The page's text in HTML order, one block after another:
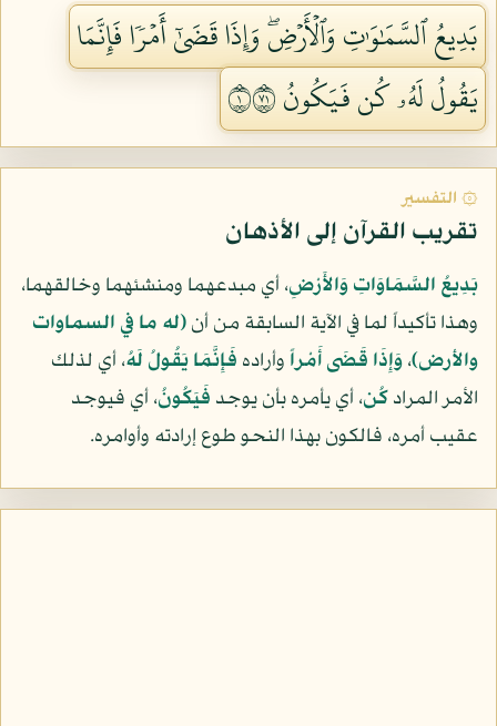
بَدِيعُ ٱلسَّمَٰوَٰتِ وَٱلۡأَرۡضِۖ وَإِذَا قَضَىٰٓ أَمۡرٗا فَإِنَّمَا
يَقُولُ لَهُۥ كُن فَيَكُونُ ١١٧
۞ التفسير
تقريب القرآن إلى الأذهان
بَدِيعُ السَّمَاوَاتِ وَالأَرْضِ، أي مبدعهما ومنشئهما وخالقهما،
وهذا تأكيداً لما في الآية السابقة من أن(له ما في السماوات
والأرض)،وَإِذَا قَضَى أَمْراً وأراده فَإِنَّمَا يَقُولُ لَهُ، أي لذلك
الأمر المرادكُن، أي يأمره بأن يوجد فَيَكُونُ، أي فيوجد
عقيب أمره، فالكون بهذا النحو طوع إرادته وأوامره.